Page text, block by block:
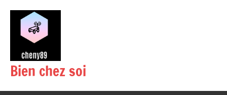
contenu
Bien chez soi